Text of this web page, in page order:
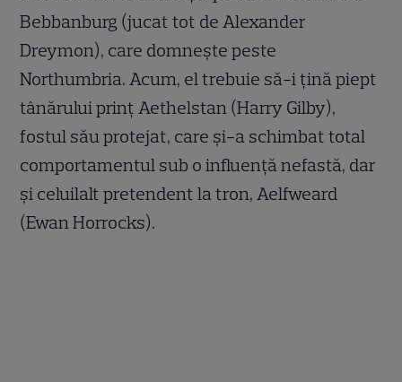
Bebbanburg (jucat tot de Alexander
Dreymon), care domnește peste
Northumbria. Acum, el trebuie să-i țină piept
tânărului prinț Aethelstan (Harry Gilby),
fostul său protejat, care și-a schimbat total
comportamentul sub o influență nefastă, dar
și celuilalt pretendent la tron, Aelfweard
(Ewan Horrocks).